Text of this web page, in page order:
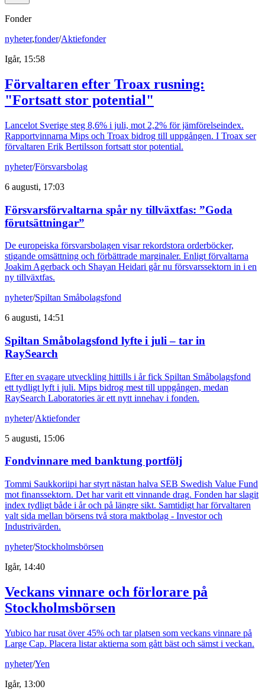
Fonder
nyheter,fonder/Aktiefonder
Igår, 15:58
Förvaltaren efter Troax rusning:
"Fortsatt stor potential"
Lancelot Sverige steg 8,6% i juli, mot 2,2% för jämförelseindex.
Rapportvinnarna Mips och Troax bidrog till uppgången. I Troax ser
förvaltaren Erik Bertilsson fortsatt stor potential.
nyheter/Försvarsbolag
6 augusti, 17:03
Försvarsförvaltarna spår ny tillväxtfas: ”Goda
förutsättningar”
De europeiska försvarsbolagen visar rekordstora orderböcker,
stigande omsättning och förbättrade marginaler. Enligt förvaltarna
Joakim Agerback och Shayan Heidari går nu försvarssektorn in i en
ny tillväxtfas.
nyheter/Spiltan Småbolagsfond
6 augusti, 14:51
Spiltan Småbolagsfond lyfte i juli – tar in
RaySearch
Efter en svagare utveckling hittills i år fick Spiltan Småbolagsfond
ett tydligt lyft i juli. Mips bidrog mest till uppgången, medan
RaySearch Laboratories är ett nytt innehav i fonden.
nyheter/Aktiefonder
5 augusti, 15:06
Fondvinnare med banktung portfölj
Tommi Saukkoriipi har styrt nästan halva SEB Swedish Value Fund
mot finanssektorn. Det har varit ett vinnande drag. Fonden har slagit
index tydligt både i år och på längre sikt. Samtidigt har förvaltaren
valt sida mellan börsens två stora maktbolag - Investor och
Industrivärden.
nyheter/Stockholmsbörsen
Igår, 14:40
Veckans vinnare och förlorare på
Stockholmsbörsen
Yubico har rusat över 45% och tar platsen som veckans vinnare på
Large Cap. Placera listar aktierna som gått bäst och sämst i veckan.
nyheter/Yen
Igår, 13:00